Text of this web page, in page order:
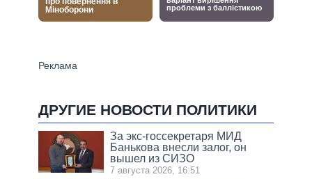
ДРУГИЕ НОВОСТИ ПОЛИТИКИ
За экс-госсекретаря МИД
Банькова внесли залог, он
вышел из СИЗО
7 августа 2026, 16:51